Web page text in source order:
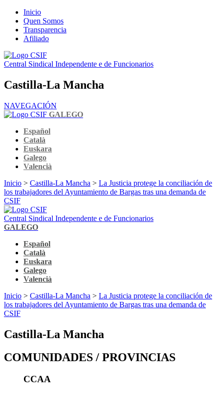
Inicio
Quen Somos
Transparencia
Afiliado
Central Sindical Independente e de Funcionarios
Castilla-La Mancha
NAVEGACIÓN
GALEGO
Español
Català
Euskara
Galego
Valencià
Inicio > Castilla-La Mancha > La Justicia protege la conciliación de
los trabajadores del Ayuntamiento de Bargas tras una demanda de
CSIF
Central Sindical Independente e de Funcionarios
GALEGO
Español
Català
Euskara
Galego
Valencià
Inicio > Castilla-La Mancha > La Justicia protege la conciliación de
los trabajadores del Ayuntamiento de Bargas tras una demanda de
CSIF
Castilla-La Mancha
COMUNIDADES / PROVINCIAS
CCAA